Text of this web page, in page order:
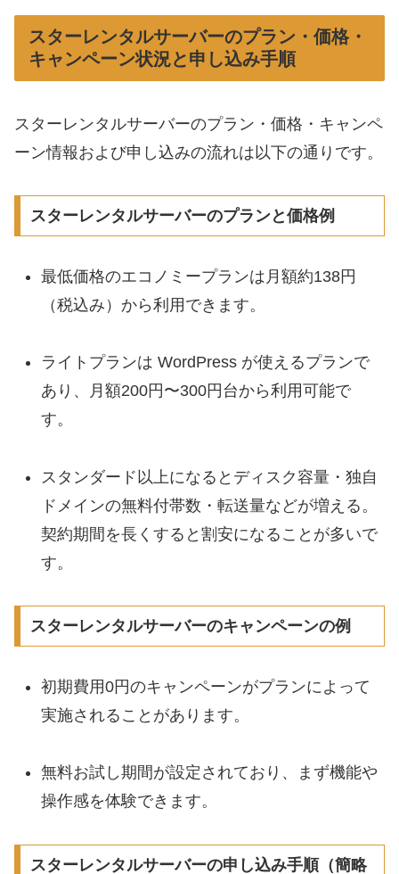
スターレンタルサーバーのプラン・価格・
キャンペーン状況と申し込み手順
スターレンタルサーバーのプラン・価格・キャンペ
ーン情報および申し込みの流れは以下の通りです。
スターレンタルサーバーのプランと価格例
最低価格のエコノミープランは月額約138円
（税込み）から利用できます。
ライトプランは WordPress が使えるプランで
あり、月額200円〜300円台から利用可能で
す。
スタンダード以上になるとディスク容量・独自
ドメインの無料付帯数・転送量などが増える。
契約期間を長くすると割安になることが多いで
す。
スターレンタルサーバーのキャンペーンの例
初期費用0円のキャンペーンがプランによって
実施されることがあります。
無料お試し期間が設定されており、まず機能や
操作感を体験できます。
スターレンタルサーバーの申し込み手順（簡略